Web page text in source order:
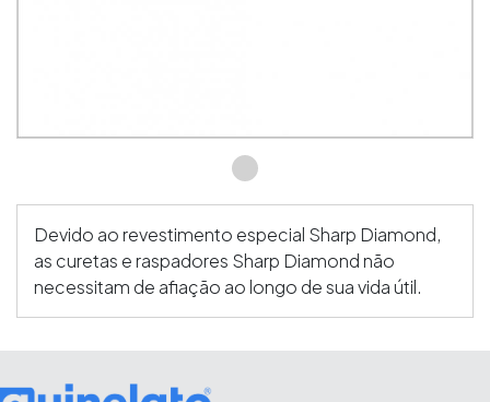
Devido ao revestimento especial Sharp Diamond,
as curetas e raspadores Sharp Diamond não
necessitam de afiação ao longo de sua vida útil.